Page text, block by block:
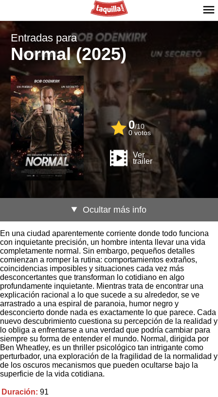
Entradas para
Normal (2025)
0/10
0 votos
Ver
trailer
Ocultar más info
En una ciudad aparentemente corriente donde todo funciona
con inquietante precisión, un hombre intenta llevar una vida
completamente normal. Sin embargo, pequeños detalles
comienzan a romper la rutina: comportamientos extraños,
coincidencias imposibles y situaciones cada vez más
desconcertantes que transforman lo cotidiano en algo
profundamente inquietante. Mientras trata de encontrar una
explicación racional a lo que sucede a su alrededor, se ve
arrastrado a una espiral de paranoia, humor negro y
desconcierto donde nada es exactamente lo que parece. Cada
nuevo descubrimiento cuestiona su percepción de la realidad y
lo obliga a enfrentarse a una verdad que podría cambiar para
siempre su forma de entender el mundo. Normal, dirigida por
Ben Wheatley, es un thriller psicológico tan intrigante como
perturbador, una exploración de la fragilidad de la normalidad y
de los oscuros mecanismos que pueden ocultarse bajo la
superficie de la vida cotidiana.
Duración: 91